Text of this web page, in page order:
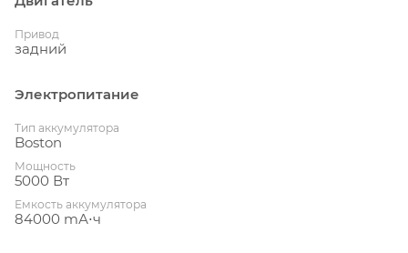
Привод
задний
Электропитание
Тип аккумулятора
Boston
Мощность
5000 Вт
Емкость аккумулятора
84000 mА⋅ч